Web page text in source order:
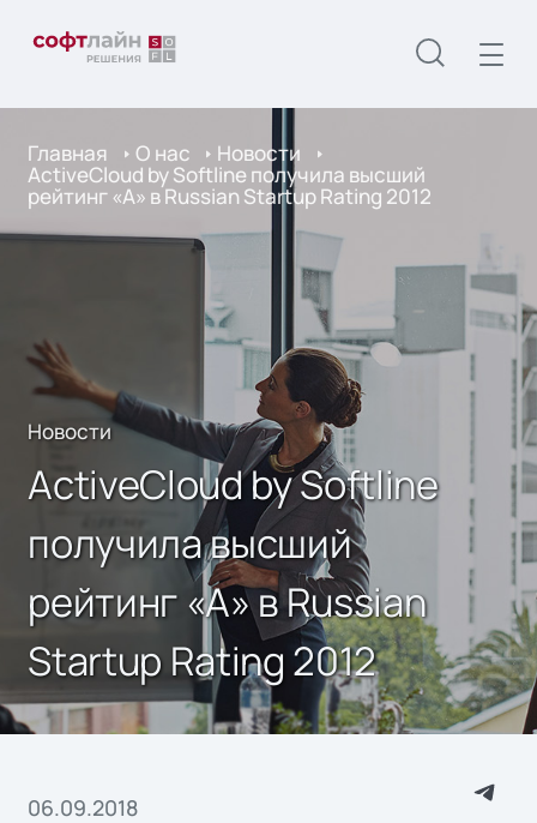
Главная О нас Новости
ActiveCloud by Softline получила высший
рейтинг «А» в Russian Startup Rating 2012
Новости
ActiveCloud by Softline
получила высший
рейтинг «А» в Russian
Startup Rating 2012
06.09.2018